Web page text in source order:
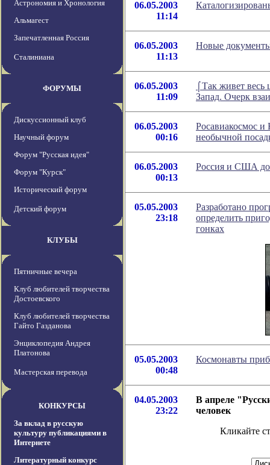
Астрономия и Хронология
Альмагест
Запечатленная Россия
Сталиниана
ФОРУМЫ
Дискуссионный клуб
Научный форум
Форум "Русская идея"
Форум "Курск"
Исторический форум
Детский форум
КЛУБЫ
Пятничные вечера
Клуб любителей творчества
Достоевского
Клуб любителей творчества
Гайто Газданова
Энциклопедия Андрея
Платонова
Мастерская перевода
КОНКУРСЫ
За вклад в русскую
культуру публикациями в
Интернете
Литературный конкурс
06.05.2003
11:14
06.05.2003
11:13
Новые
06.05.2003
11:09
⌠Так живет
Запад. Очерк
06.05.2003
00:16
Росавиакосмос
необычной
06.05.2003
00:13
Россия и США
05.05.2003
23:18
Разработано
определить
гонках
05.05.2003
00:48
Космонавты
04.05.2003
23:22
В апреле
человек
Кликайте